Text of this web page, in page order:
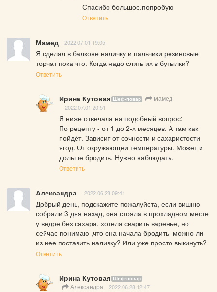
Спасибо большое.попробую
Ответить
Мамед 2022.07.01 19:05
Я сделал в балконе наличку и пальчики резиновые
торчат пока что. Когда надо слить их в бутылки?
Ответить
Ирина Кутовая Шеф-повар Мамед
2022.07.01 20:51
Я ниже отвечала на подобный вопрос:
По рецепту - от 1 до 2-х месяцев. А там как
пойдёт. Зависит от сочности и сахаристости
ягод. От окружающей температуры. Может и
дольше бродить. Нужно наблюдать.
Ответить
Александра 2022.06.28 09:41
Добрый день, подскажите пожалуйста, если вишню
собрали 3 дня назад, она стояла в прохладном месте
у ведре без сахара, хотела сварить варенье, но
сейчас понимаю ,что она начала бродить, можно ли
из нее поставить наливку? Или уже просто выкинуть?
Ответить
Ирина Кутовая Шеф-повар
Александра 2022.06.28 12:47